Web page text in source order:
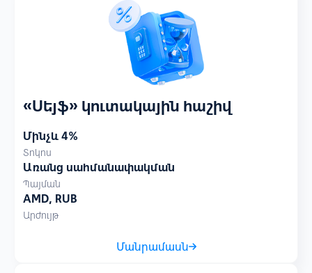
«Սեյֆ» կուտակային հաշիվ
Մինչև 4%
Տոկոս
Առանց սահմանափակման
Պայման
AMD, RUB
Արժույթ
Մանրամասն